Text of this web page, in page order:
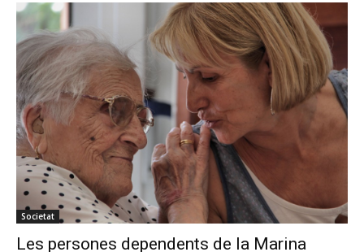
Societat
Les persones dependents de la Marina